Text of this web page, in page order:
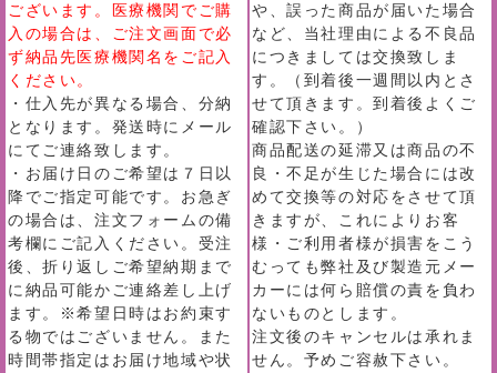
ございます。医療機関でご購
入の場合は、ご注文画面で必
ず納品先医療機関名をご記入
ください。
・仕入先が異なる場合、分納
となります。発送時にメール
にてご連絡致します。
・お届け日のご希望は７日以
降でご指定可能です。お急ぎ
の場合は、注文フォームの備
考欄にご記入ください。受注
後、折り返しご希望納期まで
に納品可能かご連絡差し上げ
ます。※希望日時はお約束す
る物ではございません。また
時間帯指定はお届け地域や状
や、誤った商品が届いた場合
など、当社理由による不良品
につきましては交換致しま
す。（到着後一週間以内とさ
せて頂きます。到着後よくご
確認下さい。）
商品配送の延滞又は商品の不
良・不足が生じた場合には改
めて交換等の対応をさせて頂
きますが、これによりお客
様・ご利用者様が損害をこう
むっても弊社及び製造元メー
カーには何ら賠償の責を負わ
ないものとします。
注文後のキャンセルは承れま
せん。予めご容赦下さい。